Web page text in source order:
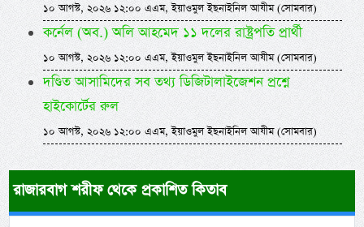
১০ আগস্ট, ২০২৬ ১২:০০ এএম, ইয়াওমুল ইছনাইনিল আযীম (সোমবার)
কর্নেল (অব.) অলি আহমেদ ১১ দলের রাষ্ট্রপতি প্রার্থী
১০ আগস্ট, ২০২৬ ১২:০০ এএম, ইয়াওমুল ইছনাইনিল আযীম (সোমবার)
দণ্ডিত আসামিদের সব তথ্য ডিজিটালাইজেশন প্রশ্নে
হাইকোর্টের রুল
১০ আগস্ট, ২০২৬ ১২:০০ এএম, ইয়াওমুল ইছনাইনিল আযীম (সোমবার)
রাজারবাগ শরীফ থেকে প্রকাশিত কিতাব